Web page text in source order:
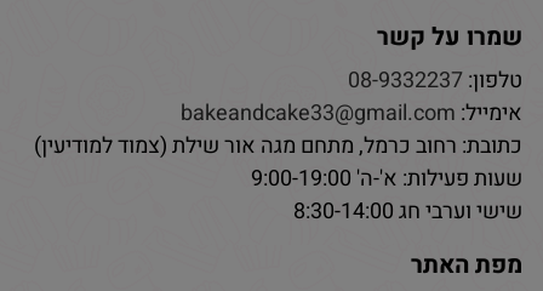
שמרו על קשר
טלפון:08-9332237
אימייל: bakeandcake33@gmail.com
כתובת: רחוב כרמל, מתחם מגה אור שילת (צמוד למודיעין)
שעות פעילות: א'-ה' 9:00-19:00
שישי וערבי חג 8:30-14:00
מפת האתר